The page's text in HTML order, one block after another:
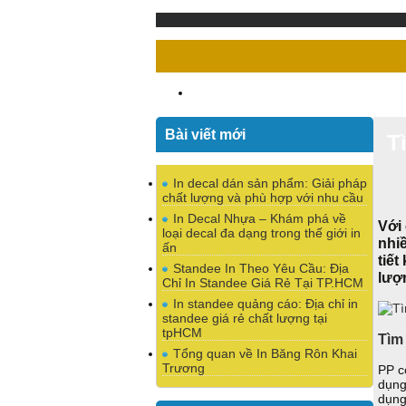
Với
tiết
PP
Bài viết mới
In decal dán sản phẩm: Giải pháp
chất lượng và phù hợp với nhu cầu
In Decal Nhựa – Khám phá về
loại decal đa dạng trong thế giới in
ấn
Standee In Theo Yêu Cầu: Địa
Chỉ In Standee Giá Rẻ Tại TP.HCM
In standee quảng cáo: Địa chỉ in
standee giá rẻ chất lượng tại
tpHCM
Tổng quan về In Băng Rôn Khai
Trương